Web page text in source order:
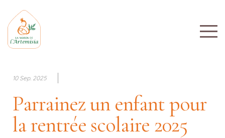
10 Sep. 2025
Parrainez un enfant pour
la rentrée scolaire 2025